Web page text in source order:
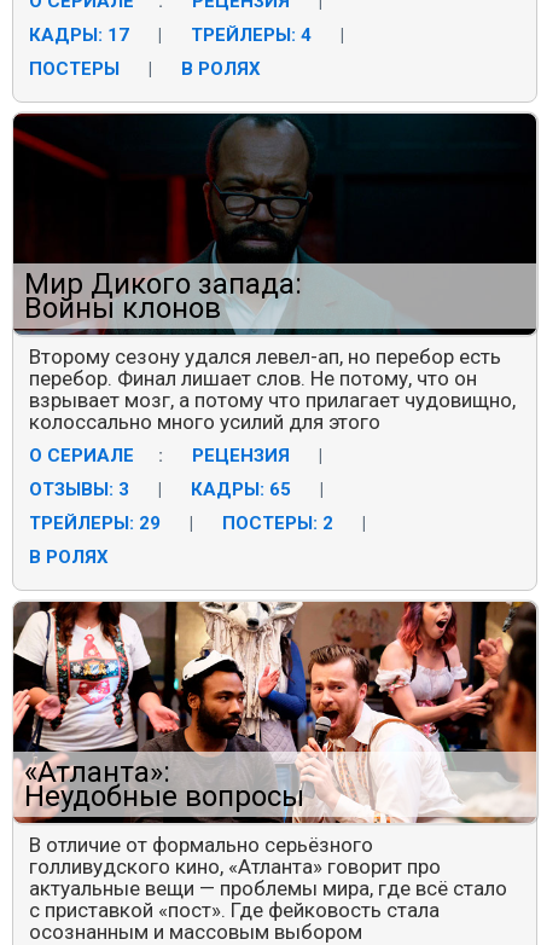
КАДРЫ: 17
| ТРЕЙЛЕРЫ: 4
|
ПОСТЕРЫ
| В РОЛЯХ
Мир Дикого запада:
Войны клонов
Второму сезону удался левел-ап, но перебор есть
перебор. Финал лишает слов. Не потому, что он
взрывает мозг, а потому что прилагает чудовищно,
колоссально много усилий для этого
О СЕРИАЛЕ : РЕЦЕНЗИЯ
|
ОТЗЫВЫ: 3
| КАДРЫ: 65
|
ТРЕЙЛЕРЫ: 29
| ПОСТЕРЫ: 2
|
В РОЛЯХ
«Атланта»:
Неудобные вопросы
В отличие от формально серьёзного
голливудского кино, «Атланта» говорит про
актуальные вещи — проблемы мира, где всё стало
с приставкой «пост». Где фейковость стала
осознанным и массовым выбором